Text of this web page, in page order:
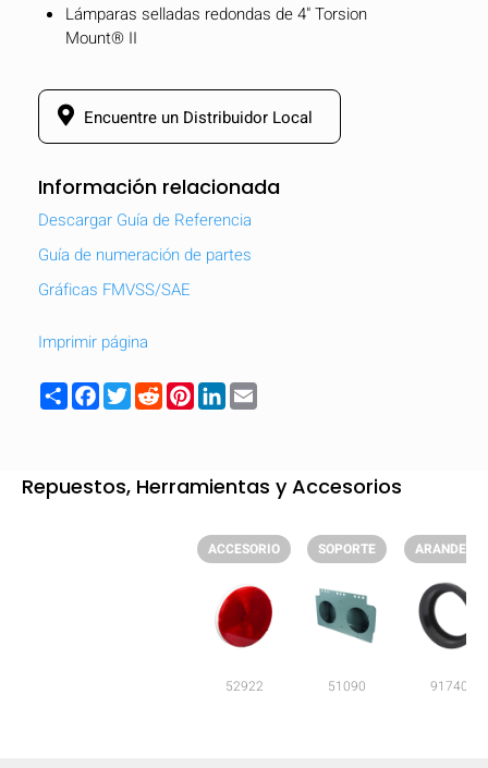
Lámparas selladas redondas de 4" Torsion
Mount® II
Encuentre un Distribuidor Local
Información relacionada
Descargar Guía de Referencia
Guía de numeración de partes
Gráficas FMVSS/SAE
Imprimir página
ShareFacebook
TwitterRedditPinterest
LinkedIn
Repuestos, Herramientas y Accesorios
ACCESORIO
52922
SOPORTE
51090
ARANDELA
91740